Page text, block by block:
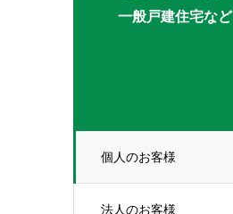
一般戸建住宅など
個人のお客様
法人のお客様